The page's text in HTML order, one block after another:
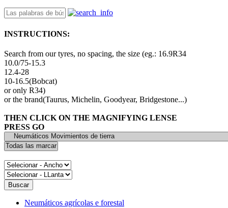
INSTRUCTIONS:
Search from our tyres, no spacing, the size (eg.: 16.9R34
10.0/75-15.3
12.4-28
10-16.5(Bobcat)
or only R34)
or the brand(Taurus, Michelin, Goodyear, Bridgestone...)
THEN CLICK ON THE MAGNIFYING LENSE
PRESS GO
Neumáticos agrícolas e forestal